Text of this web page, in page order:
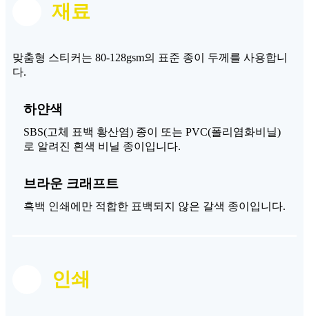
재료
맞춤형 스티커는 80-128gsm의 표준 종이 두께를 사용합니
다.
하얀색
SBS(고체 표백 황산염) 종이 또는 PVC(폴리염화비닐)
로 알려진 흰색 비닐 종이입니다.
브라운 크래프트
흑백 인쇄에만 적합한 표백되지 않은 갈색 종이입니다.
인쇄